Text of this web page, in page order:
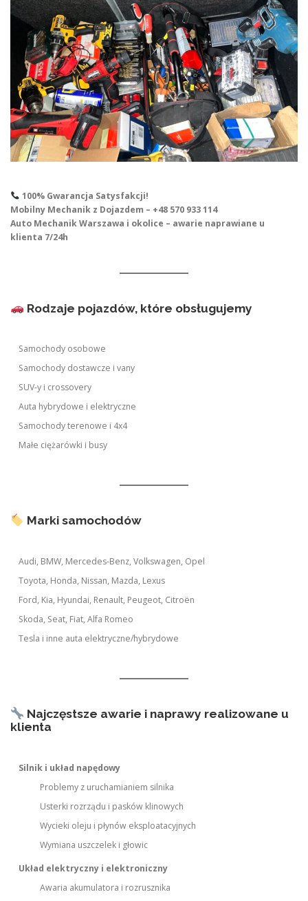
100% Gwarancja Satysfakcji!
Mobilny Mechanik z Dojazdem – +48 570 933 114
Auto Mechanik Warszawa i okolice – awarie naprawiane u
klienta 7/24h
Rodzaje pojazdów, które obsługujemy
Samochody osobowe
Samochody dostawcze i vany
SUV-y i crossovery
Auta hybrydowe i elektryczne
Samochody terenowe i 4x4
Małe ciężarówki i busy
Marki samochodów
Audi, BMW, Mercedes-Benz, Volkswagen, Opel
Toyota, Honda, Nissan, Mazda, Lexus
Ford, Kia, Hyundai, Renault, Peugeot, Citroën
Skoda, Seat, Fiat, Alfa Romeo
Tesla i inne auta elektryczne/hybrydowe
Najczęstsze awarie i naprawy realizowane u
klienta
Silnik i układ napędowy
Problemy z uruchamianiem silnika
Usterki rozrządu i pasków klinowych
Wycieki oleju i płynów eksploatacyjnych
Wymiana uszczelek i głowic
Układ elektryczny i elektroniczny
Awaria akumulatora i rozrusznika